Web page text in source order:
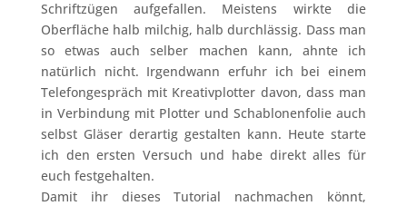
Schriftzügen aufgefallen. Meistens wirkte die
Oberfläche halb milchig, halb durchlässig. Dass man
so etwas auch selber machen kann, ahnte ich
natürlich nicht. Irgendwann erfuhr ich bei einem
Telefongespräch mit Kreativplotter davon, dass man
in Verbindung mit Plotter und Schablonenfolie auch
selbst Gläser derartig gestalten kann. Heute starte
ich den ersten Versuch und habe direkt alles für
euch festgehalten.
Damit ihr dieses Tutorial nachmachen könnt,